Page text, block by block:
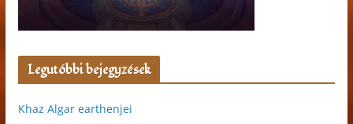
Legutóbbi bejegyzések
Khaz Algar earthenjei